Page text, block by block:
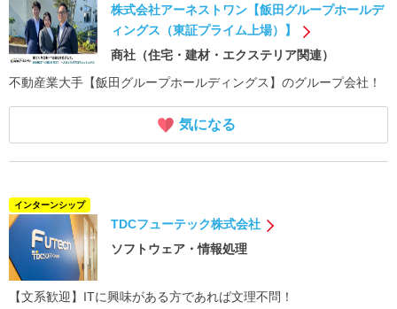
株式会社アーネストワン【飯田グループホールデ
ィングス（東証プライム上場）】
商社（住宅・建材・エクステリア関連）
不動産業大手【飯田グループホールディングス】のグループ会社！
気になる
インターンシップ
TDCフューテック株式会社
ソフトウェア・情報処理
【文系歓迎】ITに興味がある方であれば文理不問！